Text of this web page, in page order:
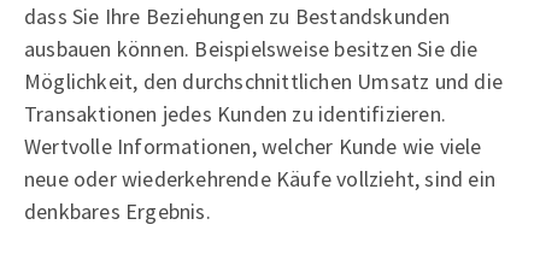
dass Sie Ihre Beziehungen zu Bestandskunden
ausbauen können. Beispielsweise besitzen Sie die
Möglichkeit, den durchschnittlichen Umsatz und die
Transaktionen jedes Kunden zu identifizieren.
Wertvolle Informationen, welcher Kunde wie viele
neue oder wiederkehrende Käufe vollzieht, sind ein
denkbares Ergebnis.